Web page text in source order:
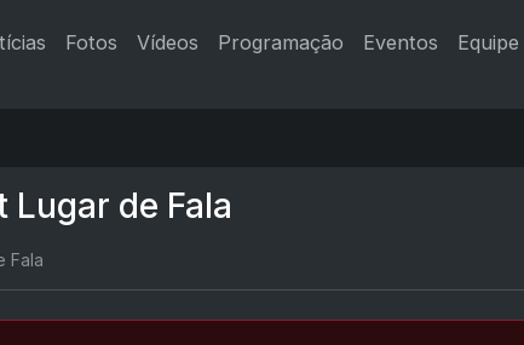
Fotos Vídeos Programação Eventos Equipe
Lugar de Fala
Fala